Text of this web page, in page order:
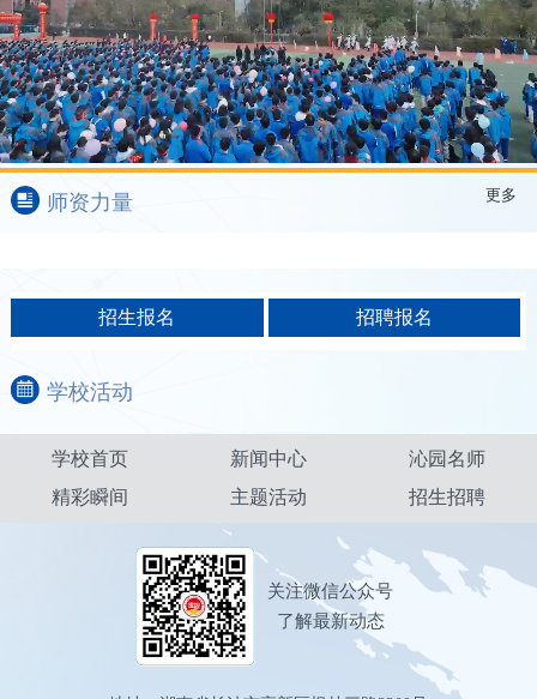
校园文化节回顾
师资力量 更多
学校活动
学校首页 新闻中心
沁园名师
精彩瞬间
主题活动 招生招聘
关注微信公众号
了解最新动态